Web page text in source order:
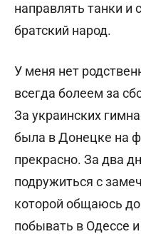
направлять танки и
братский народ.
У меня нет
всегда болеем за
За украинских
была в Донецке на
прекрасно. За два
подружиться с
которой общаюсь
побывать в Одессе